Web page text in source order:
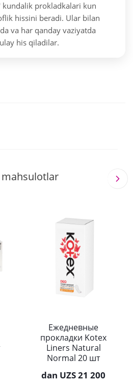
kundalik prokladkalari kun
hissini beradi. Ular bilan
va har qanday vaziyatda
his qiladilar.
mahsulotlar
Ежедневные
прокладки Kotex
Liners Natural
Normal 20 шт
dan UZS 21 200